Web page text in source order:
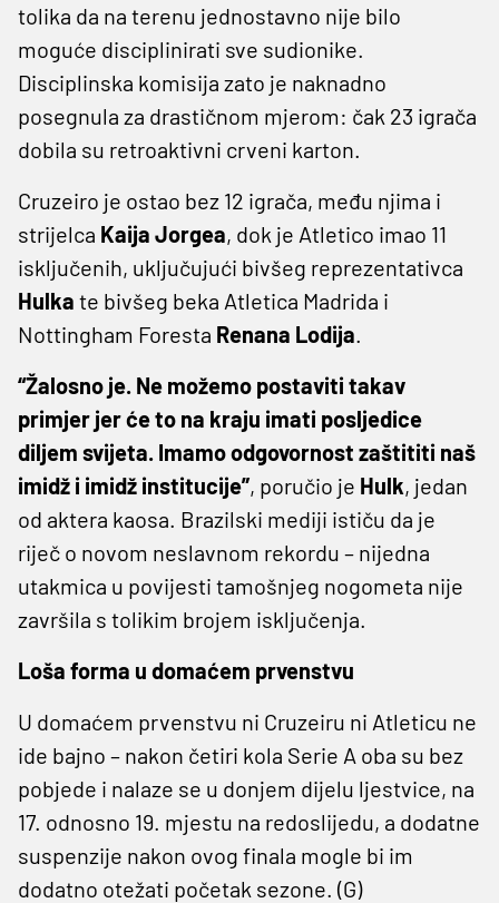
tolika da na terenu jednostavno nije bilo
moguće disciplinirati sve sudionike.
Disciplinska komisija zato je naknadno
posegnula za drastičnom mjerom: čak 23 igrača
dobila su retroaktivni crveni karton.
Cruzeiro je ostao bez 12 igrača, među njima i
strijelca Kaija Jorgea, dok je Atletico imao 11
isključenih, uključujući bivšeg reprezentativca
Hulka te bivšeg beka Atletica Madrida i
Nottingham Foresta Renana Lodija.
“Žalosno je. Ne možemo postaviti takav
primjer jer će to na kraju imati posljedice
diljem svijeta. Imamo odgovornost zaštititi naš
imidž i imidž institucije”, poručio je Hulk, jedan
od aktera kaosa. Brazilski mediji ističu da je
riječ o novom neslavnom rekordu – nijedna
utakmica u povijesti tamošnjeg nogometa nije
završila s tolikim brojem isključenja.
Loša forma u domaćem prvenstvu
U domaćem prvenstvu ni Cruzeiru ni Atleticu ne
ide bajno – nakon četiri kola Serie A oba su bez
pobjede i nalaze se u donjem dijelu ljestvice, na
17. odnosno 19. mjestu na redoslijedu, a dodatne
suspenzije nakon ovog finala mogle bi im
dodatno otežati početak sezone. (G)